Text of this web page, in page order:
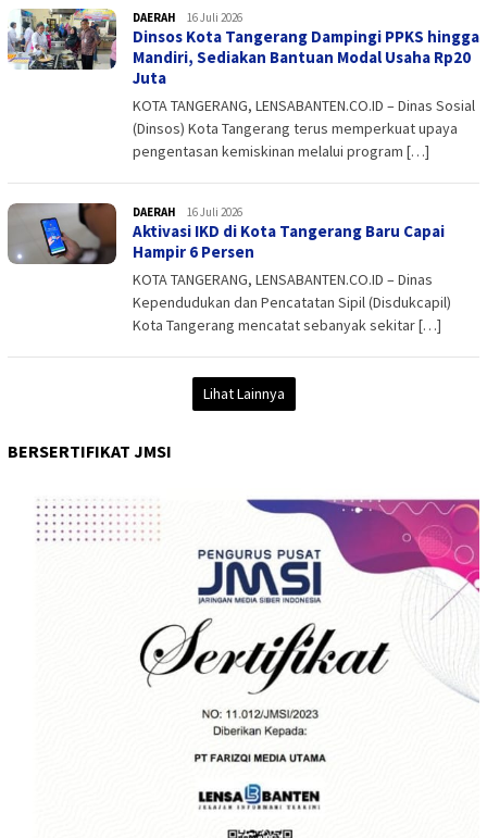
DAERAH admin
16 Juli 2026
Dinsos Kota Tangerang Dampingi PPKS hingga
Mandiri, Sediakan Bantuan Modal Usaha Rp20
Juta
KOTA TANGERANG, LENSABANTEN.CO.ID – Dinas Sosial
(Dinsos) Kota Tangerang terus memperkuat upaya
pengentasan kemiskinan melalui program […]
DAERAH admin
16 Juli 2026
Aktivasi IKD di Kota Tangerang Baru Capai
Hampir 6 Persen
KOTA TANGERANG, LENSABANTEN.CO.ID – Dinas
Kependudukan dan Pencatatan Sipil (Disdukcapil)
Kota Tangerang mencatat sebanyak sekitar […]
Lihat Lainnya
BERSERTIFIKAT JMSI